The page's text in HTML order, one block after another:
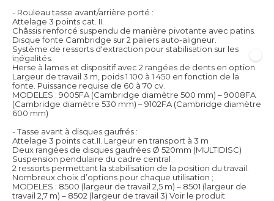
- Rouleau tasse avant/arrière porté :
Attelage 3 points cat. II.
Châssis renforcé suspendu de manière pivotante avec patins.
Disque fonte Cambridge sur 2 paliers auto-aligneur.
Système de ressorts d'extraction pour stabilisation sur les
inégalités.
Herse à lames et dispositif avec 2 rangées de dents en option.
Largeur de travail 3 m, poids 1 100 à 1 450 en fonction de la
fonte. Puissance requise de 60 à 70 cv.
MODELES : 9005FA (Cambridge diamètre 500 mm) – 9008FA
(Cambridge diamètre 530 mm) – 9102FA (Cambridge diamètre
600 mm)
- Tasse avant à disques gaufrés :
Attelage 3 points cat.II. Largeur en transport à 3 m
Deux rangées de disques gaufrées Ø 520mm (MULTIDISC)
Suspension pendulaire du cadre central
2 ressorts permettant la stabilisation de la position du travail.
Nombreux choix d’options pour chaque utilisation ;
MODELES : 8500 (largeur de travail 2,5 m) – 8501 (largeur de
travail 2,7 m) – 8502 (largeur de travail 3) Voir le produit